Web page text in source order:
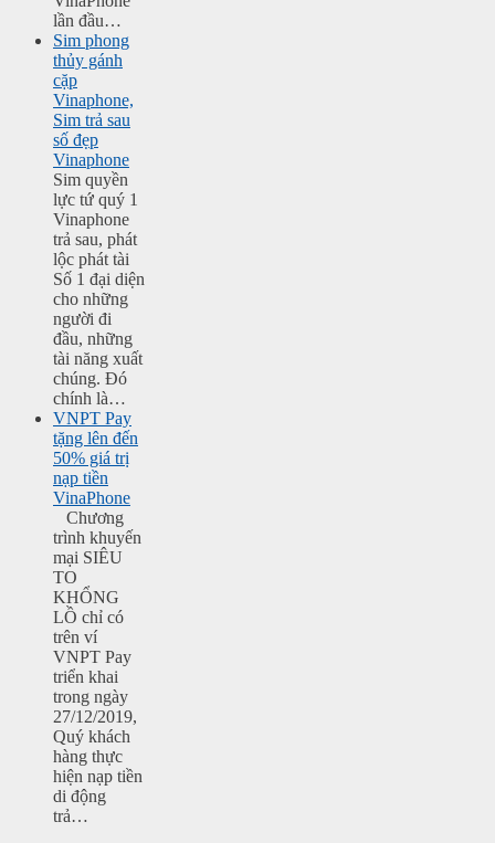
lần đầu…
Sim phong
thủy gánh
cặp
Vinaphone,
Sim trả sau
số đẹp
Vinaphone
Sim quyền
lực tứ quý 1
Vinaphone
trả sau, phát
lộc phát tài
Số 1 đại diện
cho những
người đi
đầu, những
tài năng xuất
chúng. Đó
chính là…
VNPT Pay
tặng lên đến
50% giá trị
nạp tiền
VinaPhone
Chương
trình khuyến
mại SIÊU
TO
KHỔNG
LỒ chỉ có
trên ví
VNPT Pay
triển khai
trong ngày
27/12/2019,
Quý khách
hàng thực
hiện nạp tiền
di động
trả…